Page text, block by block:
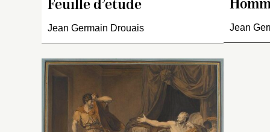
Feuille d’étude
Jean Germain Drouais Jean